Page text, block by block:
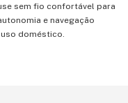
sem fio confortável para
e navegação
doméstico.